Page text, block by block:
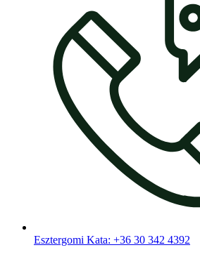
Esztergomi Kata: +36 30 342 4392